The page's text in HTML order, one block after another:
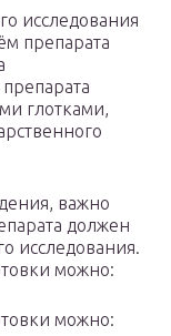
исследования
препарата
глотками,
важно
должен
исследования.
можно:
можно: